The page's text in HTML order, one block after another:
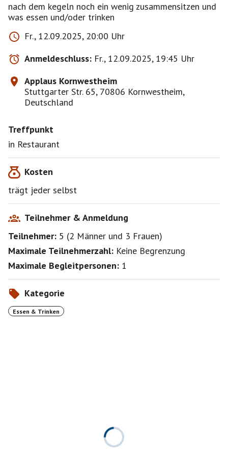
nach dem kegeln noch ein wenig zusammensitzen und
Fr., 12.09.2025, 20:00 Uhr
Anmeldeschluss: Fr., 12.09.2025, 19:45 Uhr
Applaus Kornwestheim
Stuttgarter Str. 65, 70806 Kornwestheim,
Deutschland
Treffpunkt
in Restaurant
Kosten
trägt jeder selbst
Teilnehmer & Anmeldung
Teilnehmer: 5 (2 Männer und 3 Frauen)
Maximale Teilnehmerzahl: Keine Begrenzung
Maximale Begleitpersonen: 1
Kategorie
Essen & Trinken